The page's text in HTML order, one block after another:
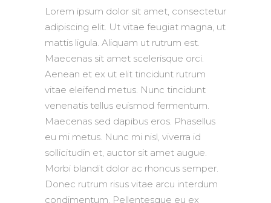
Lorem ipsum dolor sit amet, consectetur
adipiscing elit. Ut vitae feugiat magna, ut
mattis ligula. Aliquam ut rutrum est.
Maecenas sit amet scelerisque orci.
Aenean et ex ut elit tincidunt rutrum
vitae eleifend metus. Nunc tincidunt
venenatis tellus euismod fermentum.
Maecenas sed dapibus eros. Phasellus
eu mi metus. Nunc mi nisl, viverra id
sollicitudin et, auctor sit amet augue.
Morbi blandit dolor ac rhoncus semper.
Donec rutrum risus vitae arcu interdum
condimentum. Pellentesque eu ex